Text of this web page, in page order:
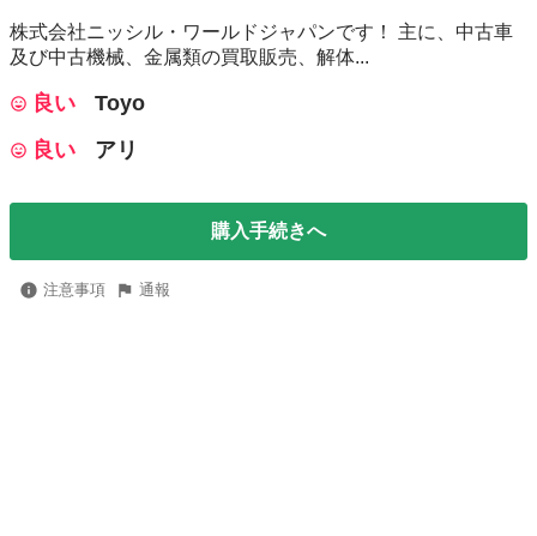
株式会社ニッシル・ワールドジャパンです！ 主に、中古車
及び中古機械、金属類の買取販売、解体...
良い
Toyo
良い
アリ
購入手続きへ
注意事項 通報